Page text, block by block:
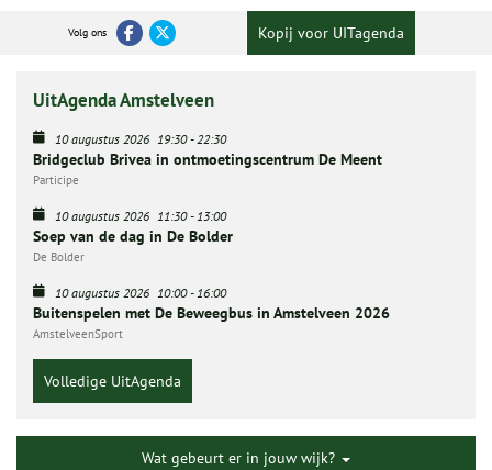
Volg ons Kopij voor UITagenda
UitAgenda Amstelveen
10 augustus 2026 19:30-22:30
Bridgeclub Brivea in ontmoetingscentrum De Meent
Participe
10 augustus 2026 11:30-13:00
Soep van de dag in De Bolder
De Bolder
10 augustus 2026 10:00-16:00
Buitenspelen met De Beweegbus in Amstelveen 2026
AmstelveenSport
Volledige UitAgenda
Wat gebeurt er in jouw wijk?